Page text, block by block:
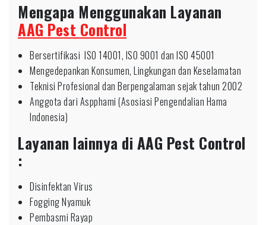
Mengapa Menggunakan Layanan
AAG Pest Control
Bersertifikasi ISO 14001, ISO 9001 dan ISO 45001
Mengedepankan Konsumen, Lingkungan dan Keselamatan
Teknisi Profesional dan Berpengalaman sejak tahun 2002
Anggota dari Aspphami (Asosiasi Pengendalian Hama
Indonesia)
Layanan lainnya di AAG Pest Control
:
Disinfektan Virus
Fogging Nyamuk
Pembasmi Rayap